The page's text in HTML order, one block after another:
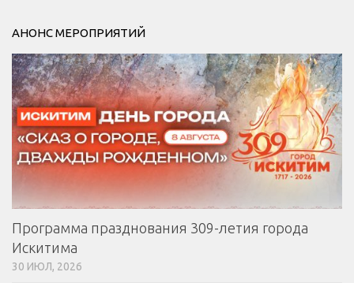
АНОНС МЕРОПРИЯТИЙ
Программа празднования 309-летия города
Искитима
30 ИЮЛ, 2026